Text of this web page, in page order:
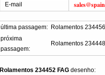
E-mail
última passagem: Rolamentos
próxima
passagem:
Rolamentos
Rolamentos 234452 FAG desenho: